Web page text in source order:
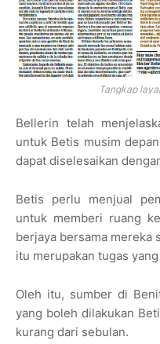
Tangkap
Bellerin telah
untuk Betis musim
dapat diselesaikan
Betis perlu menjual
untuk memberi ruang
berjaya bersama mereka
itu merupakan tugas
Oleh itu, sumber di
yang boleh dilakukan
kurang dari sebulan.